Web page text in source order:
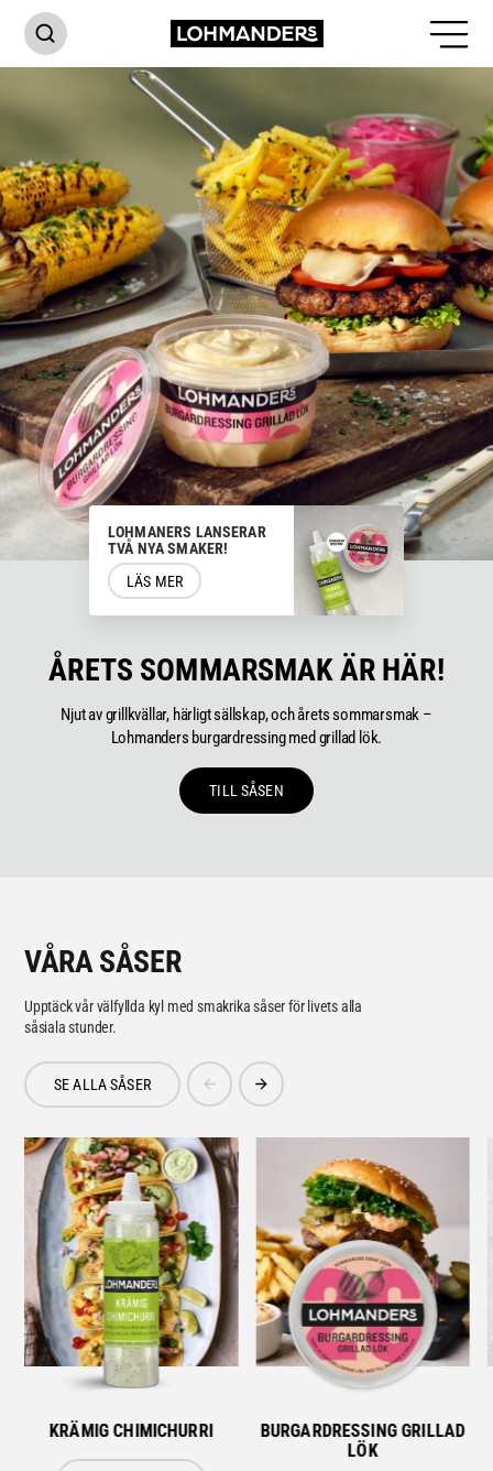
ÅRETS SOMMARSMAK ÄR HÄR!
Njut av grillkvällar, härligt sällskap, och årets sommarsmak –
Lohmanders burgardressing med grillad lök.
TILL SÅSEN
LOHMANERS LANSERAR
TVÅ NYA SMAKER!
LÄS MER
VÅRA SÅSER
Upptäck vår välfyllda kyl med smakrika såser för livets alla
såsiala stunder.
SE ALLA SÅSER
KRÄMIG CHIMICHURRI
BURGARDRESSING GRILLAD
LÖK